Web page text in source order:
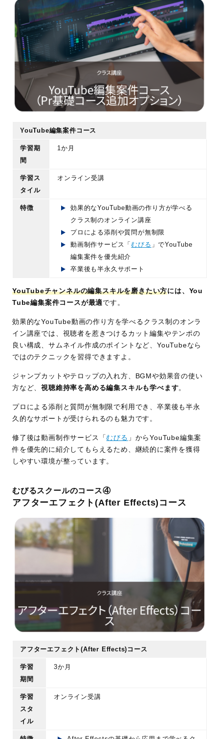
YouTube編集案件コース
学習期
間
1か月
学習ス
タイル
オンライン受講
特徴
効果的なYouTube動画の作り方が学べる
クラス制のオンライン講座
プロによる添削や質問が無制限
動画制作サービス「むびる 」でYouTube
編集案件を優先紹介
卒業後も半永久サポート
YouTubeチャンネルの編集スキルを磨きたい方には、You
Tube編集案件コースが最適です。
効果的なYouTube動画の作り方を学べるクラス制のオンラ
イン講座では、視聴者を惹きつけるカット編集やテンポの
良い構成、サムネイル作成のポイントなど、YouTubeなら
ではのテクニックを習得できますよ。
ジャンプカットやテロップの入れ方、BGMや効果音の使い
方など、視聴維持率を高める編集スキルも学べます。
プロによる添削と質問が無制限で利用でき、卒業後も半永
久的なサポートが受けられるのも魅力です。
修了後は動画制作サービス「むびる 」からYouTube編集案
件を優先的に紹介してもらえるため、継続的に案件を獲得
しやすい環境が整っています。
むびるスクールのコース④
アフターエフェクト(After Effects)コース
アフターエフェクト(After Effects)コース
学習
期間
3か月
学習
スタ
イル
オンライン受講